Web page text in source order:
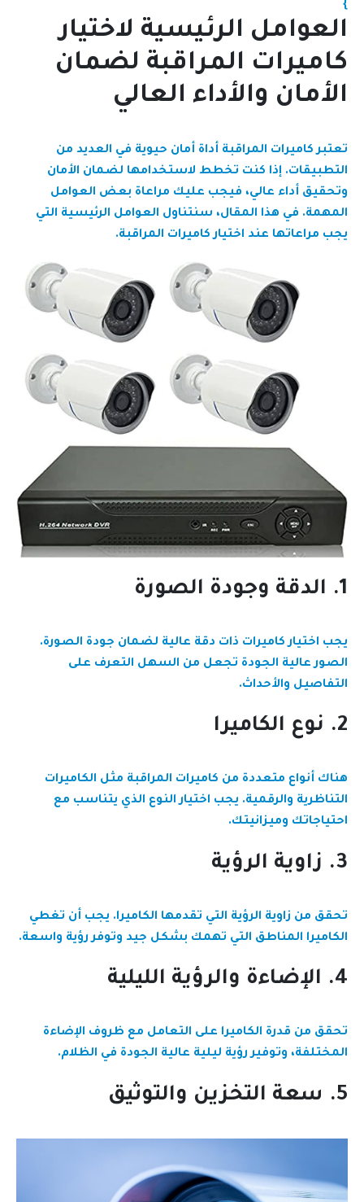
}
العوامل الرئيسية لاختيار
كاميرات المراقبة لضمان
الأمان والأداء العالي
تعتبر كاميرات المراقبة أداة أمان حيوية في العديد من
التطبيقات. إذا كنت تخطط لاستخدامها لضمان الأمان
وتحقيق أداء عالي، فيجب عليك مراعاة بعض العوامل
المهمة. في هذا المقال، سنتناول العوامل الرئيسية التي
يجب مراعاتها عند اختيار كاميرات المراقبة.
1. الدقة وجودة الصورة
يجب اختيار كاميرات ذات دقة عالية لضمان جودة الصورة.
الصور عالية الجودة تجعل من السهل التعرف على
التفاصيل والأحداث.
2. نوع الكاميرا
هناك أنواع متعددة من كاميرات المراقبة مثل الكاميرات
التناظرية والرقمية. يجب اختيار النوع الذي يتناسب مع
احتياجاتك وميزانيتك.
3. زاوية الرؤية
تحقق من زاوية الرؤية التي تقدمها الكاميرا. يجب أن تغطي
الكاميرا المناطق التي تهمك بشكل جيد وتوفر رؤية واسعة.
4. الإضاءة والرؤية الليلية
تحقق من قدرة الكاميرا على التعامل مع ظروف الإضاءة
المختلفة، وتوفير رؤية ليلية عالية الجودة في الظلام.
5. سعة التخزين والتوثيق